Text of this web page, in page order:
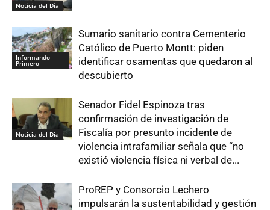
Noticia del Día
Informando
Primero
Sumario sanitario contra Cementerio
Católico de Puerto Montt: piden
identificar osamentas que quedaron al
descubierto
Noticia del Día
Senador Fidel Espinoza tras
confirmación de investigación de
Fiscalía por presunto incidente de
violencia intrafamiliar señala que “no
existió violencia física ni verbal de...
ProREP y Consorcio Lechero
impulsarán la sustentabilidad y gestión